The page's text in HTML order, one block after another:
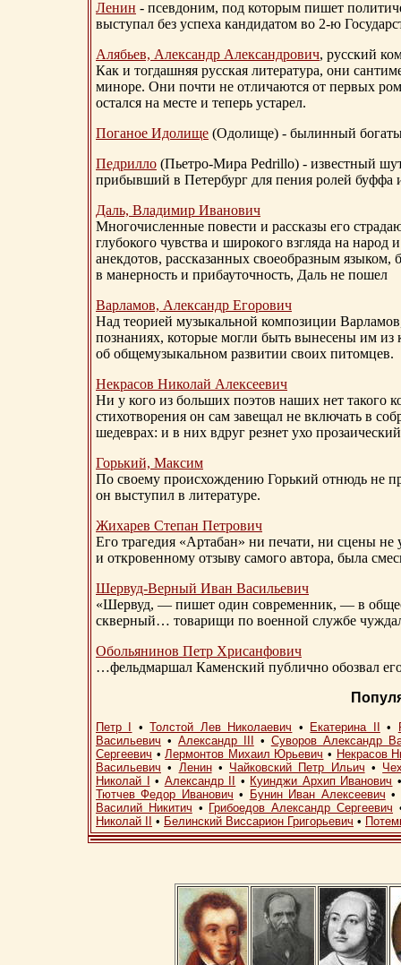
Ленин - псевдоним, под которым пишет
выступал без успеха кандидатом во 2-ю
Алябьев, Александр Александрович, русский
Как и тогдашняя русская литература, они
миноре. Они почти не отличаются от первых
остался на месте и теперь устарел.
Поганое Идолище (Одолище) - былинный
Педрилло (Пьетро-Мира Pedrillo) - известный
прибывший в Петербург для пения ролей буффа
Даль, Владимир Иванович
Многочисленные повести и рассказы его
глубокого чувства и широкого взгляда на
анекдотов, рассказанных своеобразным
в манерность и прибауточность, Даль не пошел
Варламов, Александр Егорович
Над теорией музыкальной композиции
познаниях, которые могли быть вынесены им из
об общемузыкальном развитии своих питомцев.
Некрасов Николай Алексеевич
Ни у кого из больших поэтов наших нет такого
стихотворения он сам завещал не включать в
шедеврах: и в них вдруг резнет ухо
Горький, Максим
По своему происхождению Горький отнюдь не
он выступил в литературе.
Жихарев Степан Петрович
Его трагедия «Артабан» ни печати, ни сцены
и откровенному отзыву самого автора, была
Шервуд-Верный Иван Васильевич
«Шервуд, — пишет один современник, — в
скверный… товарищи по военной службе
Обольянинов Петр Хрисанфович
…фельдмаршал Каменский публично обозвал
Петр I •Толстой Лев Николаевич • Екатерина II •
Васильевич • Александр III • Суворов Александр
Сергеевич •Лермонтов Михаил Юрьевич • Некрасов
Васильевич • Ленин• Чайковский Петр Ильич •
Николай I
• Александр II • Куинджи Архип Иванович
Тютчев Федор Иванович • Бунин Иван Алексеевич •
Василий Никитич • Грибоедов Александр Сергеевич
Николай II
• Белинский Виссарион Григорьевич •